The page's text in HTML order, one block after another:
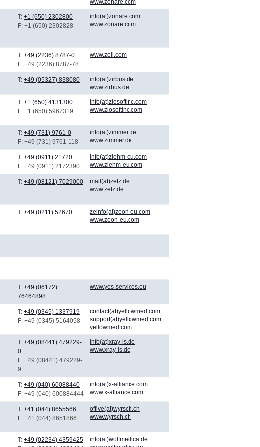
www.zonare.com
T: +1 (650) 2302800
F: +1 (650) 2302828
info(at)zonare.com
www.zonare.com
T: +49 (2236) 8787-0
F: +49 (2236) 8787-78
www.zoll.com
T: +49 (05327) 838080
info(at)zirbus.de
www.zirbus.de
T: +1 (650) 4131300
F: +1 (650) 5967319
info(at)ziosoftinc.com
www.ziosoftinc.com
T: +49 (731) 9761-0
F: +49 (731) 9761-118
info(at)zimmer.de
www.zimmer.de
T: +49 (0911) 21720
F: +49 (0911) 2172390
info(at)ziehm-eu.com
www.ziehm-eu.com
T: +49 (08121) 7029000
mail(at)zetz.de
www.zetz.de
T: +49 (0211) 52670
zeinfo(at)zeon-eu.com
www.zeon-eu.com
T: +49 (06172)
76464898
www.yes-services.eu
T: +49 (0345) 1337919
F: +49 (0345) 5164058
contact(at)yellowmed.com
support(at)yellowmed.com
yellowmed.com
T: +49 (08441) 479229-
0
F: +49 (08441) 479229-
9
info(at)xray-is.de
www.xray-is.de
T: +49 (040) 60088440
F: +49 (040) 600884444
info(at)x-alliance.com
www.x-alliance.com
T: +41 (044) 8655566
F: +41 (044) 8651866
offive(at)wyrsch.ch
www.wyrsch.ch
T: +49 (02234) 4359425
info(at)wolfmedica.de